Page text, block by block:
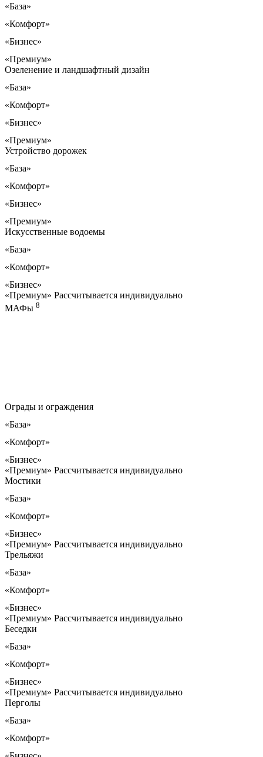
«База»
«Комфорт»
«Бизнес»
«Премиум»
Озеленение и ландшафтный дизайн
«База»
«Комфорт»
«Бизнес»
«Премиум»
Устройство дорожек
«База»
«Комфорт»
«Бизнес»
«Премиум»
Искусственные водоемы
«База»
«Комфорт»
«Бизнес»
«Премиум» Рассчитывается индивидуально
МАФы 8
Ограды и ограждения
«База»
«Комфорт»
«Бизнес»
«Премиум» Рассчитывается индивидуально
Мостики
«База»
«Комфорт»
«Бизнес»
«Премиум» Рассчитывается индивидуально
Трельяжи
«База»
«Комфорт»
«Бизнес»
«Премиум» Рассчитывается индивидуально
Беседки
«База»
«Комфорт»
«Бизнес»
«Премиум» Рассчитывается индивидуально
Перголы
«База»
«Комфорт»